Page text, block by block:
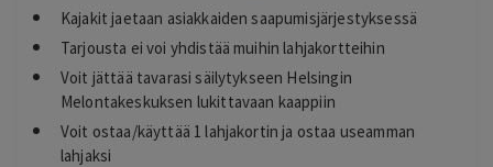
Kajakit jaetaan asiakkaiden saapumisjärjestyksessä
Tarjousta ei voi yhdistää muihin lahjakortteihin
Voit jättää tavarasi säilytykseen Helsingin
Melontakeskuksen lukittavaan kaappiin
Voit ostaa/käyttää 1 lahjakortin ja ostaa useamman
lahjaksi